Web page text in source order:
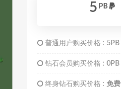
5 PB
普通用户购买价格 : 5PB
钻石会员购买价格 : 0PB
终身钻石购买价格 : 免费